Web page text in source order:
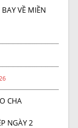
VỀ MIỀN
CHA
NGÀY 2